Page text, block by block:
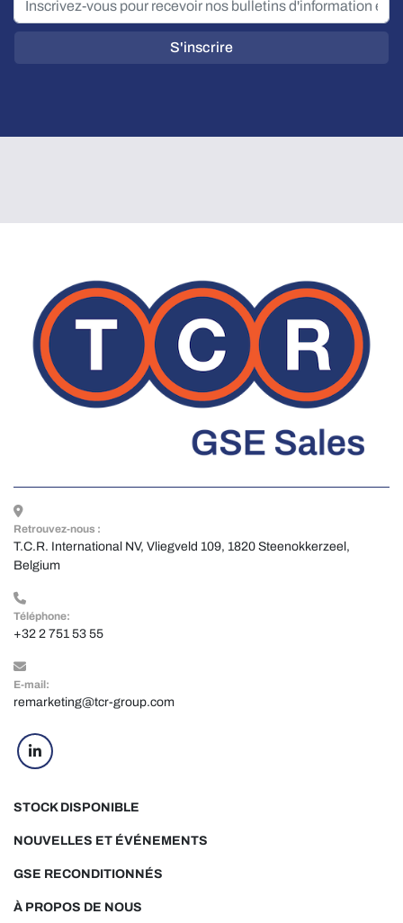
S'inscrire
Retrouvez-nous :
T.C.R. International NV, Vliegveld 109, 1820 Steenokkerzeel,
Belgium
Téléphone:
+32 2 751 53 55
E-mail:
remarketing@tcr-group.com
linkedin
STOCK DISPONIBLE
NOUVELLES ET ÉVÉNEMENTS
GSE RECONDITIONNÉS
À PROPOS DE NOUS